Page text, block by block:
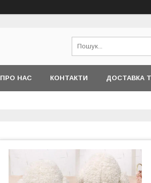
ПРО НАС КОНТАКТИ ДОСТАВКА